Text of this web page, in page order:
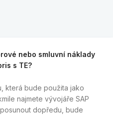
nebo smluvní náklady
s TE?
která bude použita jako
najmete vývojáře SAP
dopředu, bude